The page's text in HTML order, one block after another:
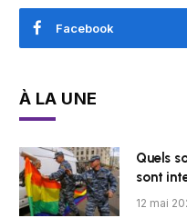
Facebook
À LA UNE
Quels
sont
12 mai